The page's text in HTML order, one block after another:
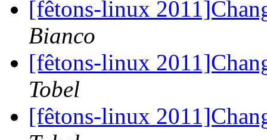
[fêtons-linux
Bianco
[fêtons-linux
Tobel
[fêtons-linux